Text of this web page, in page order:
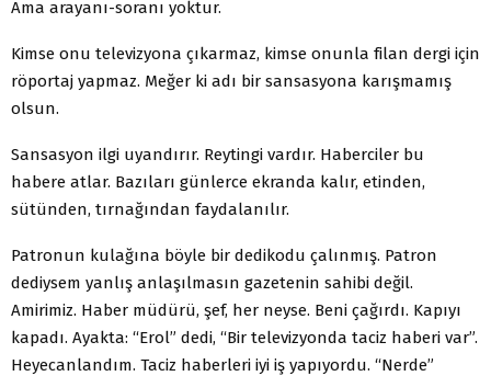
Ama arayanı-soranı yoktur.
Kimse onu televizyona çıkarmaz, kimse onunla filan dergi için
röportaj yapmaz. Meğer ki adı bir sansasyona karışmamış
olsun.
Sansasyon ilgi uyandırır. Reytingi vardır. Haberciler bu
habere atlar. Bazıları günlerce ekranda kalır, etinden,
sütünden, tırnağından faydalanılır.
Patronun kulağına böyle bir dedikodu çalınmış. Patron
dediysem yanlış anlaşılmasın gazetenin sahibi değil.
Amirimiz. Haber müdürü, şef, her neyse. Beni çağırdı. Kapıyı
kapadı. Ayakta: “Erol” dedi, “Bir televizyonda taciz haberi var”.
Heyecanlandım. Taciz haberleri iyi iş yapıyordu. “Nerde”